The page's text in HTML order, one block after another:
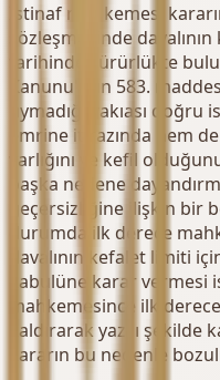
İstinaf mahkemesi
sözleşmesinde
tarihinde yürürlükte
Kanunu'nun 583.
uymadığı vakıası
emrine itirazında hem
varlığını ve kefil
başka nedene
geçersizliğine ilişkin bir
durumda ilk derece
davalının kefalet limiti
kabulüne karar
mahkemesince ilk
kaldırarak yazılı
kararın bu nedenle